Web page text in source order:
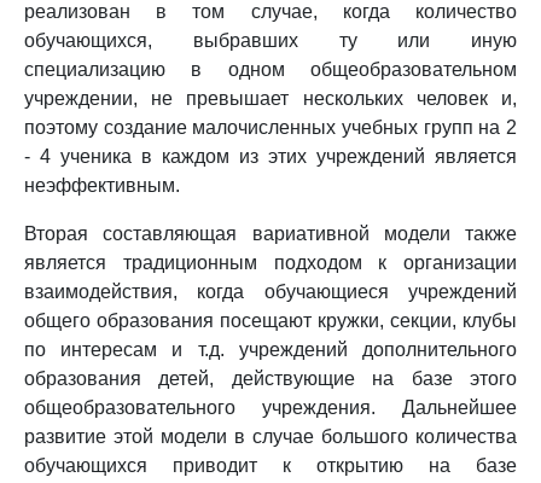
реализован в том случае, когда количество
обучающихся, выбравших ту или иную
специализацию в одном общеобразовательном
учреждении, не превышает нескольких человек и,
поэтому создание малочисленных учебных групп на 2
- 4 ученика в каждом из этих учреждений является
неэффективным.
Вторая составляющая вариативной модели также
является традиционным подходом к организации
взаимодействия, когда обучающиеся учреждений
общего образования посещают кружки, секции, клубы
по интересам и т.д. учреждений дополнительного
образования детей, действующие на базе этого
общеобразовательного учреждения. Дальнейшее
развитие этой модели в случае большого количества
обучающихся приводит к открытию на базе